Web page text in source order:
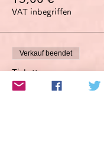
VAT inbegriffen
Verkauf beendet
Tickettyp